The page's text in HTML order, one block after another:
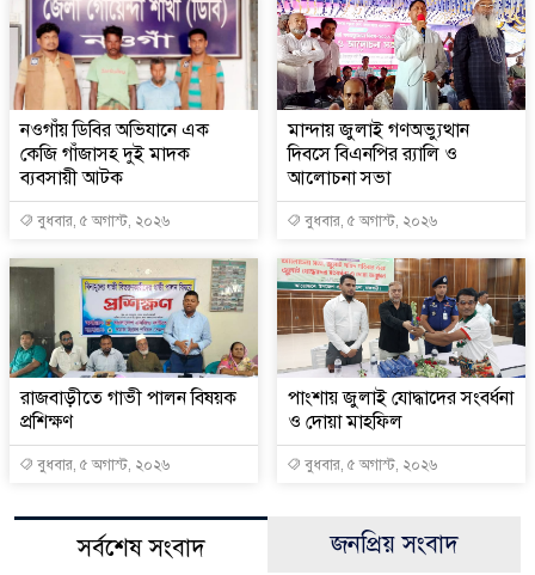
নওগাঁয় ডিবির অভিযানে এক
কেজি গাঁজাসহ দুই মাদক
ব্যবসায়ী আটক
বুধবার, ৫ অগাস্ট, ২০২৬
মান্দায় জুলাই গণঅভ্যুত্থান
দিবসে বিএনপির র‍্যালি ও
আলোচনা সভা
বুধবার, ৫ অগাস্ট, ২০২৬
রাজবাড়ীতে গাভী পালন বিষয়ক
প্রশিক্ষণ
বুধবার, ৫ অগাস্ট, ২০২৬
পাংশায় জুলাই যোদ্ধাদের সংবর্ধনা
ও দোয়া মাহফিল
বুধবার, ৫ অগাস্ট, ২০২৬
সর্বশেষ সংবাদ জনপ্রিয় সংবাদ